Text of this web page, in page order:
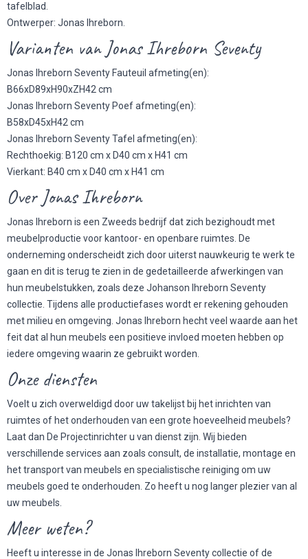
tafelblad.
Ontwerper: Jonas Ihreborn.
Varianten van Jonas Ihreborn Seventy
Jonas Ihreborn Seventy Fauteuil afmeting(en):
B66xD89xH90xZH42 cm
Jonas Ihreborn Seventy Poef afmeting(en):
B58xD45xH42 cm
Jonas Ihreborn Seventy Tafel afmeting(en):
Rechthoekig: B120 cm x D40 cm x H41 cm
Vierkant: B40 cm x D40 cm x H41 cm
Over Jonas Ihreborn
Jonas Ihreborn is een Zweeds bedrijf dat zich bezighoudt met
meubelproductie voor kantoor- en openbare ruimtes. De
onderneming onderscheidt zich door uiterst nauwkeurig te werk te
gaan en dit is terug te zien in de gedetailleerde afwerkingen van
hun meubelstukken, zoals deze Johanson Ihreborn Seventy
collectie. Tijdens alle productiefases wordt er rekening gehouden
met milieu en omgeving. Jonas Ihreborn hecht veel waarde aan het
feit dat al hun meubels een positieve invloed moeten hebben op
iedere omgeving waarin ze gebruikt worden.
Onze diensten
Voelt u zich overweldigd door uw takelijst bij het inrichten van
ruimtes of het onderhouden van een grote hoeveelheid meubels?
Laat dan De Projectinrichter u van dienst zijn. Wij bieden
verschillende services aan zoals consult, de installatie, montage en
het transport van meubels en specialistische reiniging om uw
meubels goed te onderhouden. Zo heeft u nog langer plezier van al
uw meubels.
Meer weten?
Heeft u interesse in de Jonas Ihreborn Seventy collectie of de